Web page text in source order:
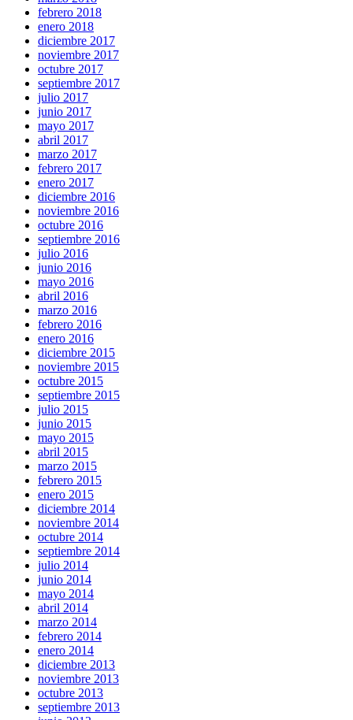
febrero 2018
enero 2018
diciembre 2017
noviembre 2017
octubre 2017
septiembre 2017
julio 2017
junio 2017
mayo 2017
abril 2017
marzo 2017
febrero 2017
enero 2017
diciembre 2016
noviembre 2016
octubre 2016
septiembre 2016
julio 2016
junio 2016
mayo 2016
abril 2016
marzo 2016
febrero 2016
enero 2016
diciembre 2015
noviembre 2015
octubre 2015
septiembre 2015
julio 2015
junio 2015
mayo 2015
abril 2015
marzo 2015
febrero 2015
enero 2015
diciembre 2014
noviembre 2014
octubre 2014
septiembre 2014
julio 2014
junio 2014
mayo 2014
abril 2014
marzo 2014
febrero 2014
enero 2014
diciembre 2013
noviembre 2013
octubre 2013
septiembre 2013